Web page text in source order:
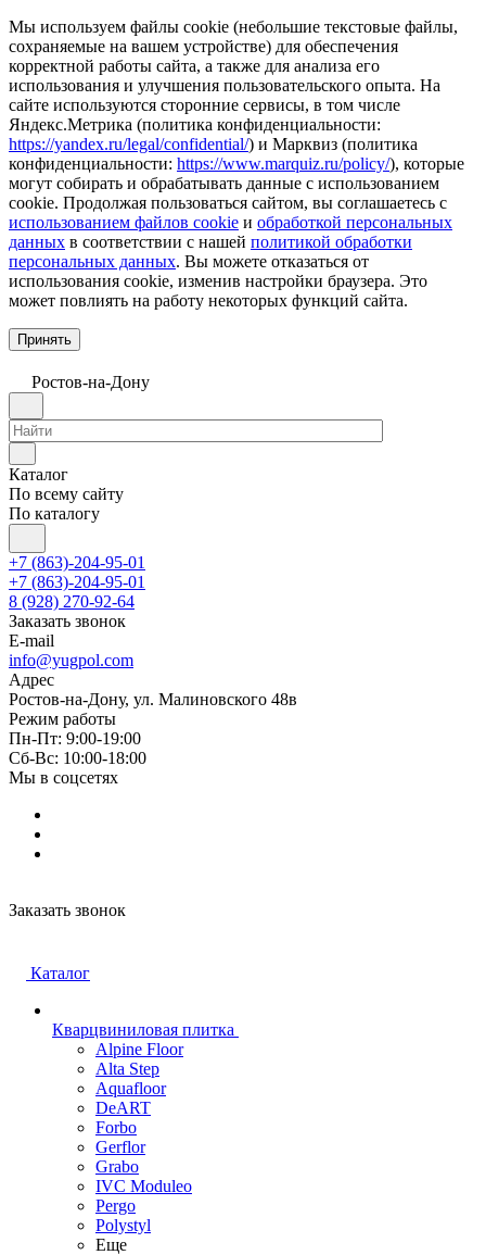
Мы используем файлы cookie (небольшие текстовые файлы,
сохраняемые на вашем устройстве) для обеспечения
корректной работы сайта, а также для анализа его
использования и улучшения пользовательского опыта. На
сайте используются сторонние сервисы, в том числе
Яндекс.Метрика (политика конфиденциальности:
https://yandex.ru/legal/confidential/) и Марквиз (политика
конфиденциальности: https://www.marquiz.ru/policy/), которые
могут собирать и обрабатывать данные с использованием
cookie. Продолжая пользоваться сайтом, вы соглашаетесь с
использованием файлов cookie и обработкой персональных
данных в соответствии с нашей политикой обработки
персональных данных. Вы можете отказаться от
использования cookie, изменив настройки браузера. Это
может повлиять на работу некоторых функций сайта.
Принять
Ростов-на-Дону
Каталог
По всему сайту
По каталогу
+7 (863)-204-95-01
+7 (863)-204-95-01
8 (928) 270-92-64
Заказать звонок
E-mail
info@yugpol.com
Адрес
Ростов-на-Дону, ул. Малиновского 48в
Режим работы
Пн-Пт: 9:00-19:00
Cб-Вс: 10:00-18:00
Мы в соцсетях
Заказать звонок
Каталог
Кварцвиниловая плитка
Alpine Floor
Alta Step
Aquafloor
DeART
Forbo
Gerflor
Grabo
IVC Moduleo
Pergo
Polystyl
Еще